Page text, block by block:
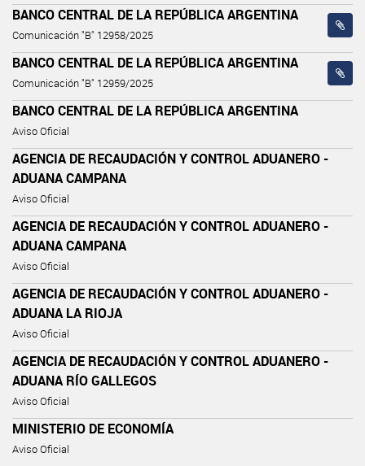
BANCO CENTRAL DE LA REPÚBLICA ARGENTINA
Comunicación "B" 12958/2025
BANCO CENTRAL DE LA REPÚBLICA ARGENTINA
Comunicación "B" 12959/2025
BANCO CENTRAL DE LA REPÚBLICA ARGENTINA
Aviso Oficial
AGENCIA DE RECAUDACIÓN Y CONTROL ADUANERO -
ADUANA CAMPANA
Aviso Oficial
AGENCIA DE RECAUDACIÓN Y CONTROL ADUANERO -
ADUANA CAMPANA
Aviso Oficial
AGENCIA DE RECAUDACIÓN Y CONTROL ADUANERO -
ADUANA LA RIOJA
Aviso Oficial
AGENCIA DE RECAUDACIÓN Y CONTROL ADUANERO -
ADUANA RÍO GALLEGOS
Aviso Oficial
MINISTERIO DE ECONOMÍA
Aviso Oficial